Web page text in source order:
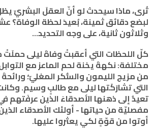
تُرى، ماذا سيحدث لو أنّ العقلَ البشريّ
لبضع دقائق ثمينة، بُعيدَ لحظة الوفاة؟
وثلاثون ثانية، على وجه التحديد...
كلّ اللحظات التي أعقبتْ وفاةَ ليلى
مختلفة: نكهةَ يخنة لحم الماعز مع
من مزيج الليمون والسُّكر المغليّ؛
التي تشارَكَتها ليلى مع طالبٍ وسيم.
تعيدُ إلى ذهنها الأصدقاءَ الذين عرفَتهم
مفصليّة من حياتها - أولئك الأصدقاء
أوتوا من قوّةٍ لكي يعثروا عليها.